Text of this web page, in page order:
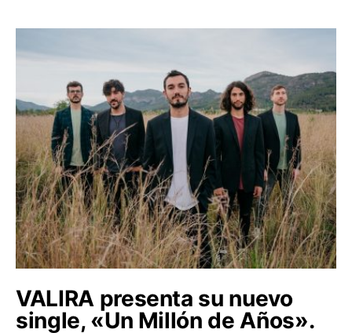
VALIRA presenta su nuevo
single, «Un Millón de Años».